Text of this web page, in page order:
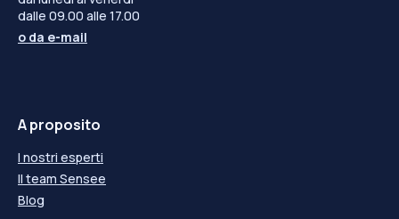
dalle 09.00 alle 17.00
o da e-mail
A proposito
I nostri esperti
Il team Sensee
Blog